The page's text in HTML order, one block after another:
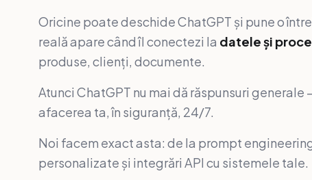
Oricine poate deschide ChatGPT și pune o
reală apare când îl conectezi la datele și
produse, clienți, documente.
Atunci ChatGPT nu mai dă răspunsuri
afacerea ta, în siguranță, 24/7.
Noi facem exact asta: de la prompt
personalizate și integrări API cu sistemele tale.